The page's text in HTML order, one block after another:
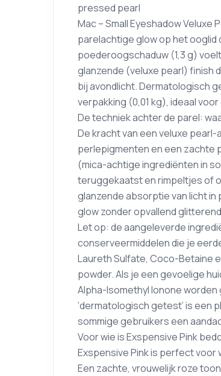
pressed pearl
Mac – Small Eyeshadow Veluxe
parelachtige glow op het ooglid
poederoogschaduw (1,3 g)
glanzende (veluxe pearl) finish
bij avondlicht. Dermatologisch
verpakking (0,01 kg), ideaal
De techniek achter de parel:
De kracht van een veluxe pearl-
perlepigmenten en een zachte
(mica-achtige ingrediënten in
teruggekaatst en rimpeltjes of
glanzende absorptie van licht
glow zonder opvallend
Let op: de aangeleverde
conserveermiddelen die je
Laureth Sulfate, Coco-Betaine
powder. Als je een gevoelige
Alpha-Isomethyl Ionone
‘dermatologisch getest’ is een
sommige gebruikers een
Voor wie is Exspensive Pink
Exspensive Pink is perfect voor
Een zachte, vrouwelijk roze